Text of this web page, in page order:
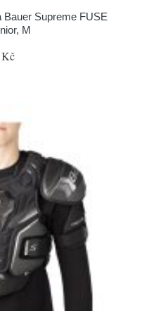
Bauer Supreme FUSE
M